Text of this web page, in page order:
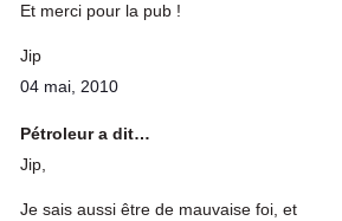
Et merci pour la pub !
Jip
04 mai, 2010
Pétroleur a dit…
Jip,
Je sais aussi être de mauvaise foi, et